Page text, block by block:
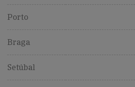
Porto
Braga
Setúbal